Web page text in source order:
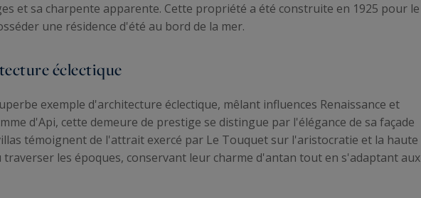
et sa charpente apparente. Cette propriété a été construite en 1925 pour le
une résidence d'été au bord de la mer.
éclectique
exemple d'architecture éclectique, mêlant influences Renaissance et
d'Api, cette demeure de prestige se distingue par l'élégance de sa façade
témoignent de l'attrait exercé par Le Touquet sur l'aristocratie et la haute
traverser les époques, conservant leur charme d'antan tout en s'adaptant aux